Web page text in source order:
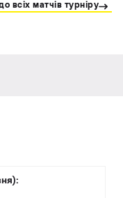
всіх матчів турніру